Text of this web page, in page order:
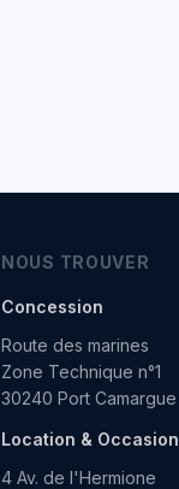
NOUS TROUVER
Concession
Route des marines
Zone Technique n°1
30240 Port Camargue
Location & Occasion
4 Av. de l'Hermione